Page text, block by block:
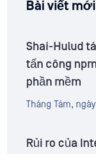
Bài viết
Shai-Hulud
tấn công
phần mềm
Tháng Tám,
Rủi ro của